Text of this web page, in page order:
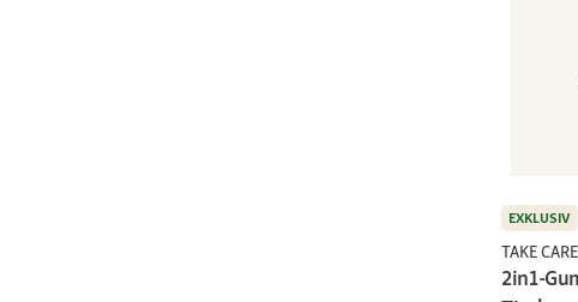
EXKLUSIV
TAKE CARE
2in1-